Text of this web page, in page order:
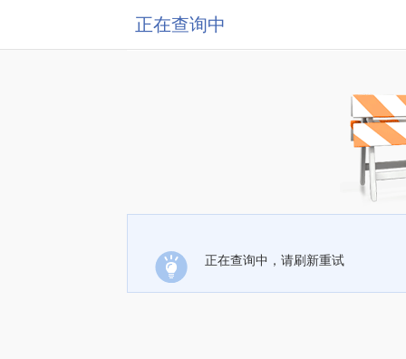
正在查询中
正在查询中，请刷新重试